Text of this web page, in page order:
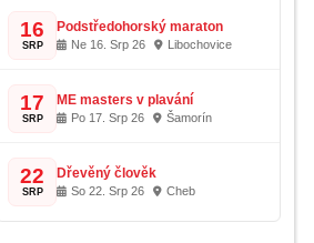
16
SRP
Podstředohorský maraton
Ne 16. Srp 26 Libochovice
17
SRP
ME masters v plavání
Po 17. Srp 26 Šamorín
22
SRP
Dřevěný člověk
So 22. Srp 26 Cheb